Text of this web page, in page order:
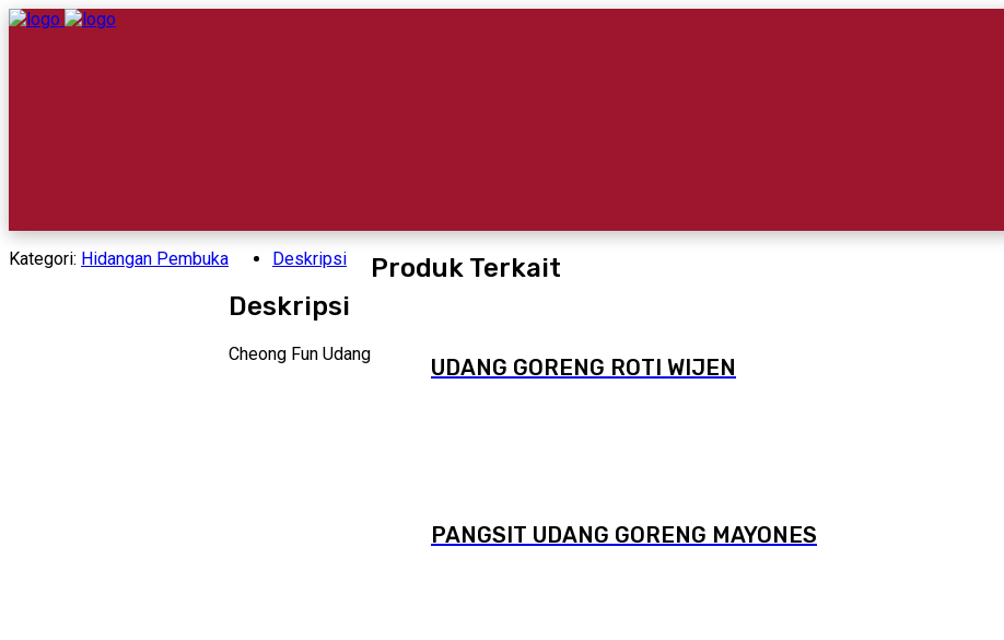
Kategori: Hidangan Pembuka Deskripsi
Deskripsi
Cheong Fun Udang
Produk Terkait
UDANG GORENG ROTI WIJEN
PANGSIT UDANG GORENG MAYONES